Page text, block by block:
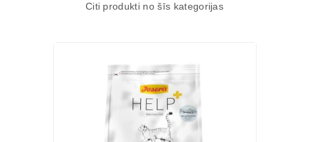
Citi produkti no šīs kategorijas